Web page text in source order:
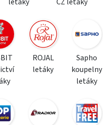
ROJAL
letáky
Sapho
koupelny
letáky